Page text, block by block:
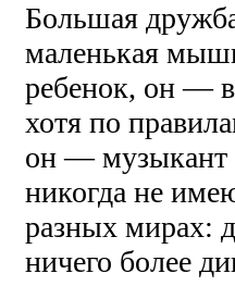
Большая
маленькая
ребенок, он —
хотя по
он — музыкант
никогда не
разных мирах:
ничего более